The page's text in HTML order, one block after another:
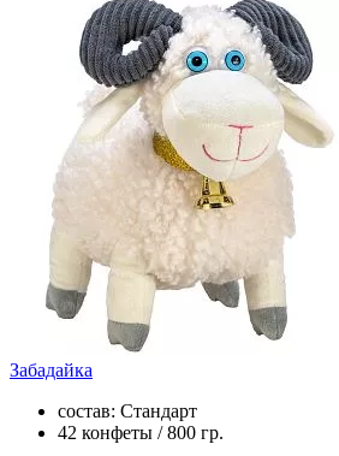
Забадайка
состав: Стандарт
42 конфеты / 800 гр.